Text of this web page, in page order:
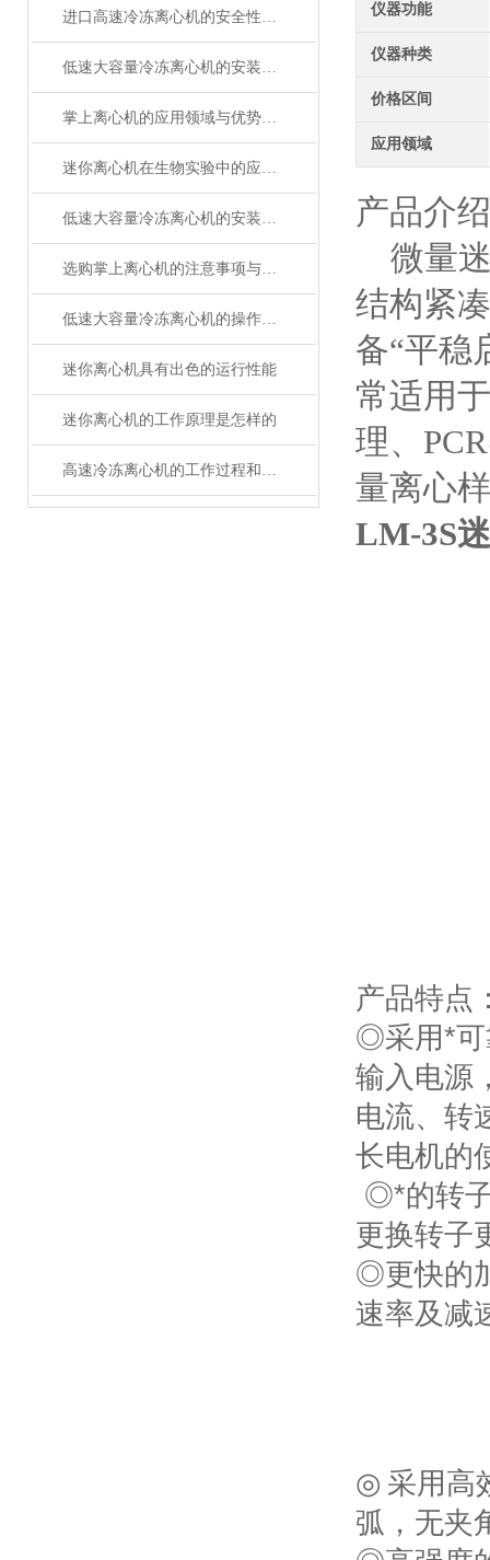
进口高速冷冻离心机的安全性与性能保障说明
低速大容量冷冻离心机的安装与操作注意事项
掌上离心机的应用领域与优势分析
迷你离心机在生物实验中的应用与优势分析
低速大容量冷冻离心机的安装与维护建议
选购掌上离心机的注意事项与建议？
低速大容量冷冻离心机的操作步骤和注意事项
迷你离心机具有出色的运行性能
迷你离心机的工作原理是怎样的
高速冷冻离心机的工作过程和应用范围说明
仪器功能
仪器种类
价格区间
应用领域
产品介
微量迷
结构紧
备“平稳
常适用
理、
量离心
LM-3S
产品特点
◎采用*可
输入电源
电流、转
长电机的
◎*的转
更换转子
◎更快的
速率及减
◎ 采用高
弧，无夹